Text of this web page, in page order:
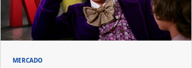
MERCADO